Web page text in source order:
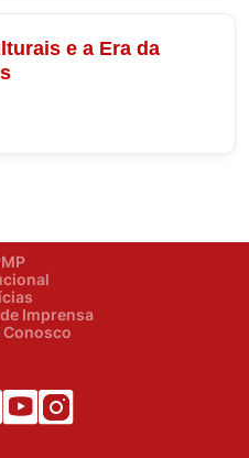
e a Era da
Imprensa
Conosco